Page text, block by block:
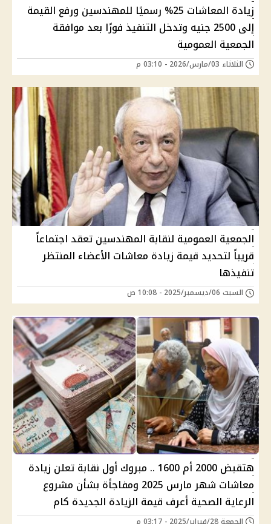
زيادة المعاشات 25% رسميًا للمهندسين ورفع القيمة
إلى 2500 جنيه وتدخل التنفيذ فورًا بعد موافقة
الجمعية العمومية
الثلاثاء 03/مارس/2026 - 03:10 م
الجمعية العمومية لنقابة المهندسين تعقد اجتماعاً
قريباً لتحديد قيمة زيادة معاشات الأعضاء المنتظر
تنفيذها
السبت 06/ديسمبر/2025 - 10:08 ص
هتقبض 2000 أم 1600 .. مبروك أول نقابة تعلن زيادة
معاشات شهر مارس 2025 ومفاجأة بشأن مشروع
الرعاية الصحية أعرف قيمة الزيادة الجديدة كام
الجمعة 28/فبراير/2025 - 03:17 م